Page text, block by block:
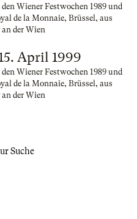
Wiener Festwochen 1989 und
de la Monnaie, Brüssel, aus
an der Wien
April 1999
Wiener Festwochen 1989 und
de la Monnaie, Brüssel, aus
an der Wien
Suche